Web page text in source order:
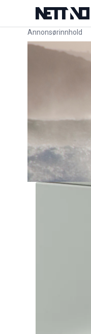
Annonsørinnhold
Link for annonse